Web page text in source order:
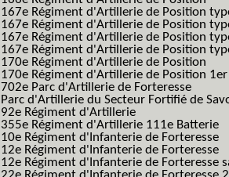
167e Régiment d'Artillerie de Position
167e Régiment d'Artillerie de Position
167e Régiment d'Artillerie de Position
167e Régiment d'Artillerie de Position
170e Régiment d'Artillerie de Position
170e Régiment d'Artillerie de Position
702e Parc d'Artillerie de Forteresse
Parc d'Artillerie du Secteur Fortifié de
92e Régiment d'Artillerie
355e Régiment d'Artillerie 111e Batterie
10e Régiment d'Infanterie de Forteresse
12e Régiment d'Infanterie de Forteresse
12e Régiment d'Infanterie de Forteresse